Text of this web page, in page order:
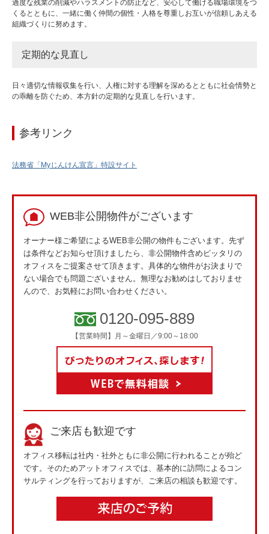
過度な残業の削減やハラスメントの防止など、安心して働ける職場環境をつ
くるとともに、一緒に働く仲間の個性・人格を尊重しお互いが信頼しあえる
組織づくりに努めます。
定期的な見直し
日々適切な情報収集を行い、人権に対する理解を深めるとともに社会情勢と
の乖離を防ぐため、本方針の定期的な見直しを行います。
参考リンク
法務省「Myじんけん宣言」特設サイト
WEB非公開物件がございます
オーナー様ご希望によるWEB非公開の物件もございます。先ず
は条件などお知らせ頂けましたら、非公開物件含めピッタリの
オフィスをご提案させて頂きます。具体的な物件がお決まりで
ない場合でも問題ございません。無理なお勧めはしておりませ
んので、お気軽にお問い合わせください。
0120-095-889
【営業時間】月～金曜日／9:00～18:00
ご来店も歓迎です
オフィス移転は社内・社外ともに非公開に行われることが殆ど
です。そのためアットオフィスでは、基本的に訪問によるコン
サルティングを行っておりますが、ご来店の相談も歓迎です。